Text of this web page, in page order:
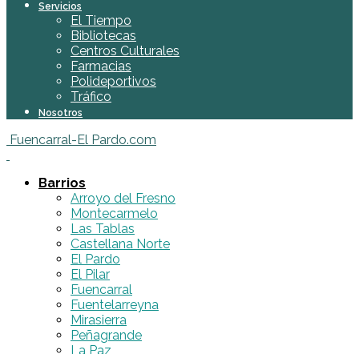
Servicios
El Tiempo
Bibliotecas
Centros Culturales
Farmacias
Polideportivos
Tráfico
Nosotros
Fuencarral-El Pardo.com
Barrios
Arroyo del Fresno
Montecarmelo
Las Tablas
Castellana Norte
El Pardo
El Pilar
Fuencarral
Fuentelarreyna
Mirasierra
Peñagrande
La Paz